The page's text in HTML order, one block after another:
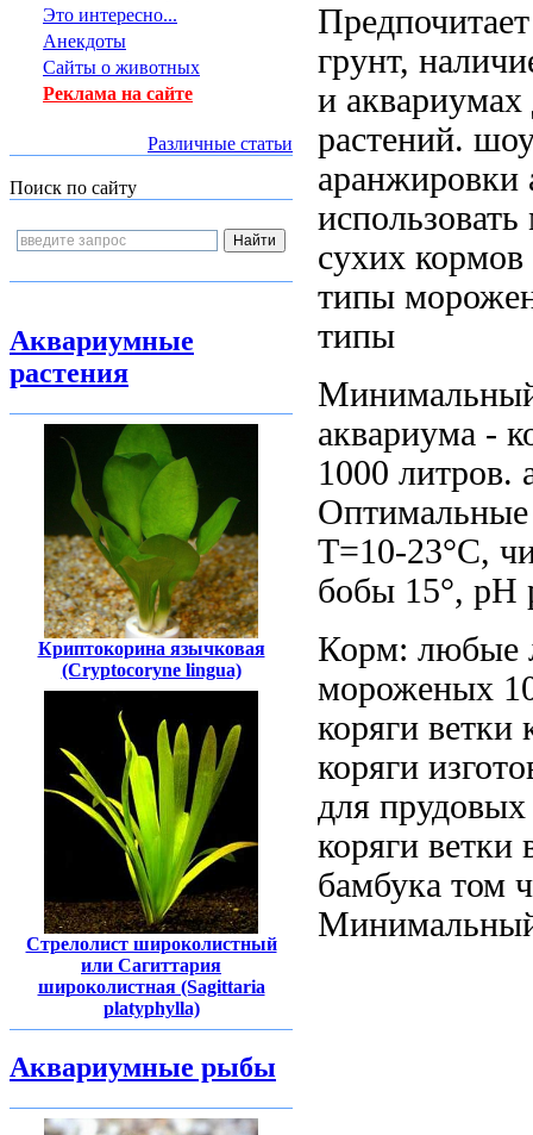
Это интересно...
Анекдоты
Сайты о животных
Реклама на сайте
Различные статьи
Поиск по сайту
Аквариумные
растения
Криптокорина язычковая
(Cryptocoryne lingua)
Стрелолист широколистный
или Сагиттария
широколистная (Sagittaria
platyphylla)
Аквариумные рыбы
грунт,
и
растений.
аранжировки
использовать
сухих кормов
типы
типы
аквариума -
1000 литров.
Т=10-23°С,
бобы 15°, рН
Корм: любые
мороженых
коряги ветки
коряги
для
коряги ветки
бамбука том